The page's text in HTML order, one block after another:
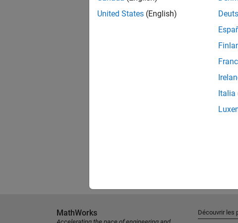
United States (English)
Italia
MathWorks Découvrir les